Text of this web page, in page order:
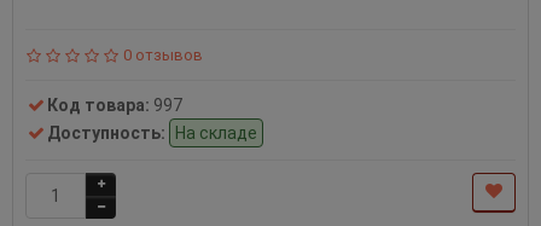
0 отзывов
Код товара: 997
Доступность:
На складе